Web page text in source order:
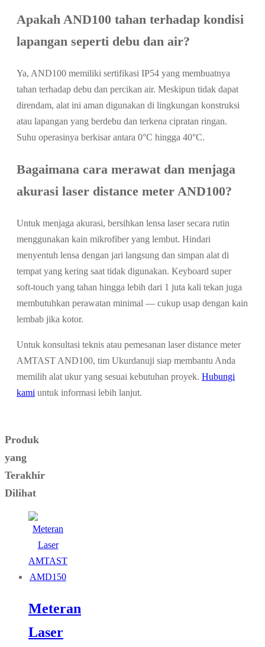
Apakah AND100 tahan terhadap kondisi
lapangan seperti debu dan air?
Ya, AND100 memiliki sertifikasi IP54 yang membuatnya
tahan terhadap debu dan percikan air. Meskipun tidak dapat
direndam, alat ini aman digunakan di lingkungan konstruksi
atau lapangan yang berdebu dan terkena cipratan ringan.
Suhu operasinya berkisar antara 0°C hingga 40°C.
Bagaimana cara merawat dan menjaga
akurasi laser distance meter AND100?
Untuk menjaga akurasi, bersihkan lensa laser secara rutin
menggunakan kain mikrofiber yang lembut. Hindari
menyentuh lensa dengan jari langsung dan simpan alat di
tempat yang kering saat tidak digunakan. Keyboard super
soft-touch yang tahan hingga lebih dari 1 juta kali tekan juga
membutuhkan perawatan minimal — cukup usap dengan kain
lembab jika kotor.
Untuk konsultasi teknis atau pemesanan laser distance meter
AMTAST AND100, tim Ukurdanuji siap membantu Anda
memilih alat ukur yang sesuai kebutuhan proyek. Hubungi
kami untuk informasi lebih lanjut.
Produk
yang
Terakhir
Dilihat
Meteran
Laser